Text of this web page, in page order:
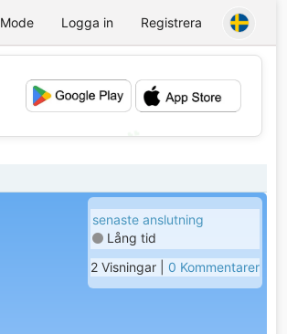
Mode Logga in Registrera
senaste anslutning
Lång tid
2 Visningar | 0 Kommentarer